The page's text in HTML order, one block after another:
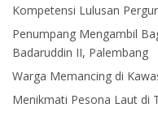
Kompetensi Lulusan
Penumpang Mengambil
Badaruddin II, Palembang
Warga Memancing di
Menikmati Pesona Laut di